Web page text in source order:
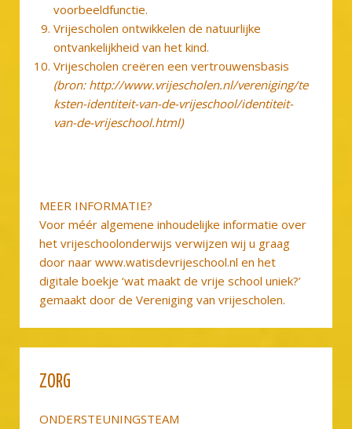
voorbeeldfunctie.
Vrijescholen ontwikkelen de natuurlijke
ontvankelijkheid van het kind.
Vrijescholen creëren een vertrouwensbasis
(bron: http://www.vrijescholen.nl/vereniging/te
ksten-identiteit-van-de-vrijeschool/identiteit-
van-de-vrijeschool.html)
MEER INFORMATIE?
Voor méér algemene inhoudelijke informatie over
het vrijeschoolonderwijs verwijzen wij u graag
door naar www.watisdevrijeschool.nl en het
digitale boekje ‘wat maakt de vrije school uniek?’
gemaakt door de Vereniging van vrijescholen.
ZORG
ONDERSTEUNINGSTEAM